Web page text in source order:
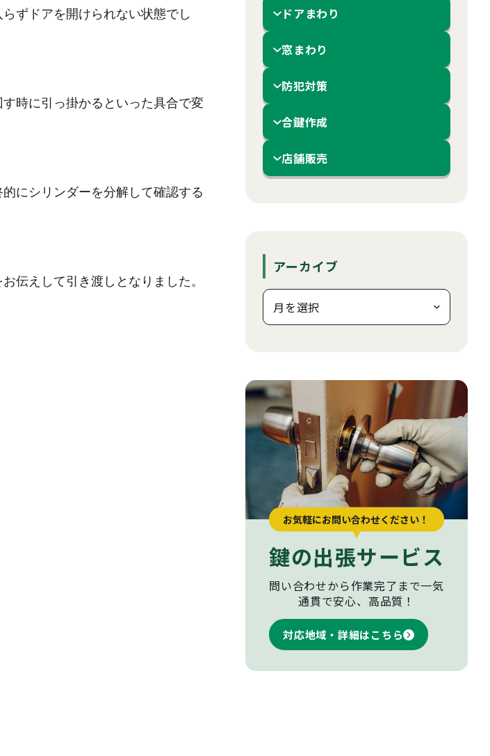
ずドアを開けられない状態でし
時に引っ掛かるといった具合で変
にシリンダーを分解して確認する
伝えして引き渡しとなりました。
ドアまわり
窓まわり
防犯対策
合鍵作成
店舗販売
アーカイブ
お気軽にお問い合わせください！
鍵の出張サービス
問い合わせから作業完了まで一気
通貫で安心、高品質！
対応地域・詳細はこちら